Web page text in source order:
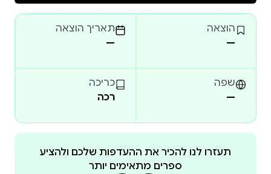
הוצאה
—
תאריך הוצאה
—
שפה
—
כריכה
רכה
תעזרו לנו להכיר את ההעדפות שלכם ולהציע
ספרים מתאימים יותר